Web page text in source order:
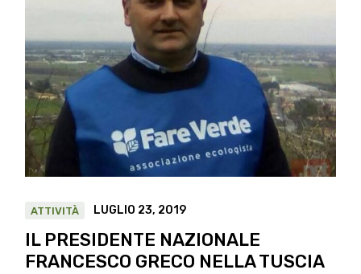
ATTIVITÀ LUGLIO 23, 2019
IL PRESIDENTE NAZIONALE
FRANCESCO GRECO NELLA TUSCIA